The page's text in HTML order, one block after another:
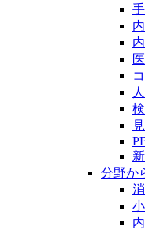
分野か